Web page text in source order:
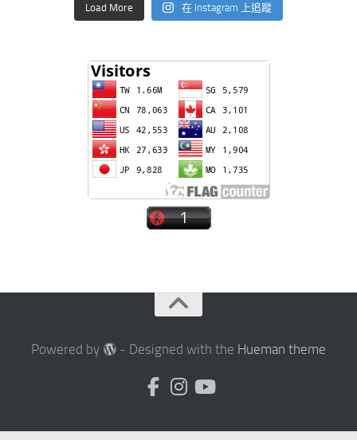
Load More 在 Instagram 上追蹤
Powered by - Designed with the Hueman theme